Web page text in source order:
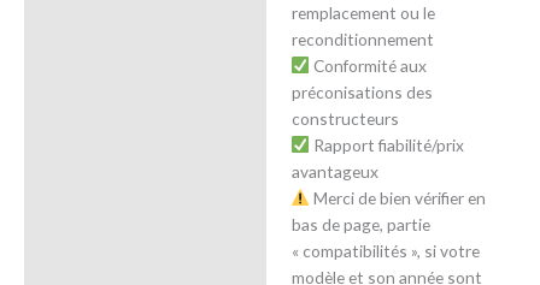
remplacement ou le
reconditionnement
Conformité aux
préconisations des
constructeurs
Rapport fiabilité/prix
avantageux
Merci de bien vérifier en
bas de page, partie
« compatibilités », si votre
modèle et son année sont